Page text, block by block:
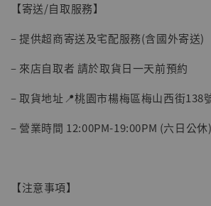
【寄送/自取服務】
– 提供超商寄送及宅配服務(含國外寄送)
– 來店自取者 請於取貨日一天前預約
– 取貨地址📍桃園市楊梅區梅山西街138
– 營業時間 12:00PM-19:00PM (六日公休)
【注意事項】